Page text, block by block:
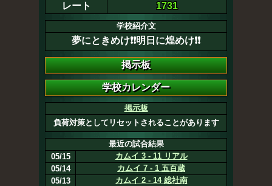
レート
1731
学校紹介文
夢にときめけ❗️❗️明日に煌めけ❗️❗️
掲示板
負荷対策としてリセットされることがあります
最近の試合結果
05/15
カムイ 3 - 11 リアル
05/14
カムイ 7 - 1 五百蔵
05/13
カムイ 2 - 14 総社南